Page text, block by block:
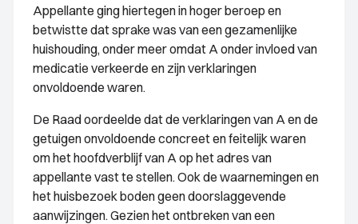
Appellante ging hiertegen in hoger beroep en
betwistte dat sprake was van een gezamenlijke
huishouding, onder meer omdat A onder invloed van
medicatie verkeerde en zijn verklaringen
onvoldoende waren.
De Raad oordeelde dat de verklaringen van A en de
getuigen onvoldoende concreet en feitelijk waren
om het hoofdverblijf van A op het adres van
appellante vast te stellen. Ook de waarnemingen en
het huisbezoek boden geen doorslaggevende
aanwijzingen. Gezien het ontbreken van een